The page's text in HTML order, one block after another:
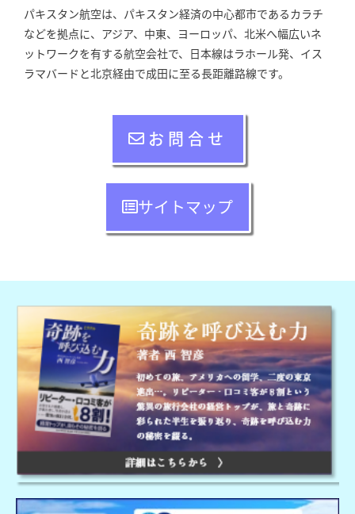
パキスタン航空は、パキスタン経済の中心都市であるカラチ
などを拠点に、アジア、中東、ヨーロッパ、北米へ幅広いネ
ットワークを有する航空会社で、日本線はラホール発、イス
ラマバードと北京経由で成田に至る長距離路線です。
お問合せ
サイトマップ